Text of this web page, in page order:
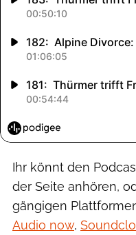
Ihr könnt den
der Seite anhören,
gängigen
Audio now,